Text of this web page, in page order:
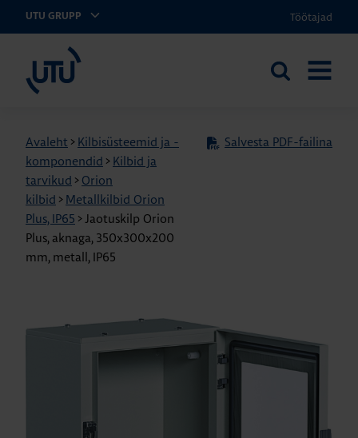
UTU GRUPP Töötajad
Otsi
Avaleht > Kilbisüsteemid ja -
komponendid > Kilbid ja
tarvikud > Orion
kilbid > Metallkilbid Orion
Plus, IP65 >Jaotuskilp Orion
Plus, aknaga, 350x300x200
mm, metall, IP65
Salvesta PDF-failina